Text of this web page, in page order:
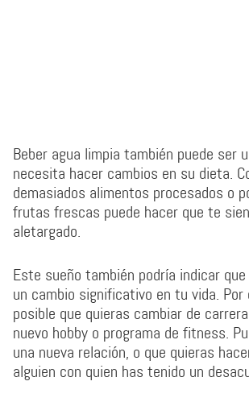
Beber agua limpia también puede ser
necesita hacer cambios en su dieta.
demasiados alimentos procesados o
frutas frescas puede hacer que te
aletargado.
Este sueño también podría indicar
un cambio significativo en tu vida. Por
posible que quieras cambiar de
nuevo hobby o programa de fitness.
una nueva relación, o que quieras
alguien con quien has tenido un